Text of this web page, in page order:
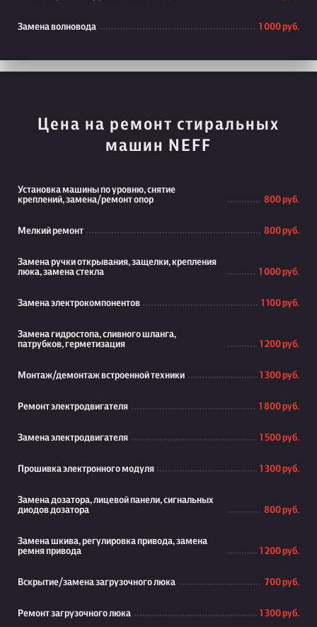
Замена волновода 1 000 руб.
Цена на ремонт стиральных
машин NEFF
Установка машины по уровню, снятие
креплений, замена/ремонт опор
800 руб.
Мелкий ремонт 800 руб.
Замена ручки открывания, защелки, крепления
люка, замена стекла
1 000 руб.
Замена электрокомпонентов 1 100 руб.
Замена гидростопа, сливного шланга,
патрубков, герметизация
1 200 руб.
Монтаж/демонтаж встроенной техники 1 300 руб.
Ремонт электродвигателя 1 800 руб.
Замена электродвигателя 1 500 руб.
Прошивка электронного модуля 1 300 руб.
Замена дозатора, лицевой панели, сигнальных
диодов дозатора
800 руб.
Замена шкива, регулировка привода, замена
ремня привода
1 200 руб.
Вскрытие/замена загрузочного люка 700 руб.
Ремонт загрузочного люка 1 300 руб.